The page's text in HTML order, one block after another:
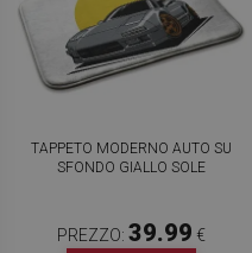
TAPPETO MODERNO AUTO SU
SFONDO GIALLO SOLE
PREZZO: 39.99 €